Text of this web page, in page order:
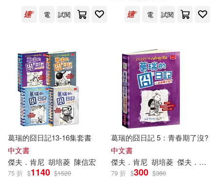
電 試閱
電
試閱
葛瑞的囧日記13-16集套書
中文書
傑夫 ． 肯尼 胡培菱 陳信宏
75 折 $1140 $1520
葛瑞的囧日記 5：青春期了沒?
中文書
傑夫 ． 肯尼 胡培菱 傑夫 ． 肯尼
79 折 $300 $380